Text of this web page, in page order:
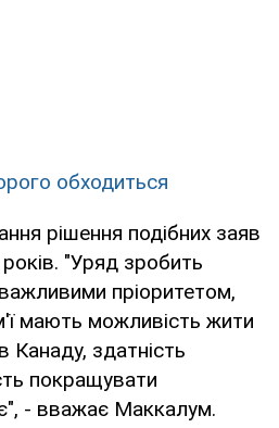
обходиться
рішення подібних заяв
"Уряд зробить
пріоритетом,
мають можливість жити
Канаду, здатність
покращувати
- вважає Маккалум.